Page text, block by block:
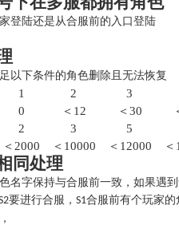
陆还是从合服前的入口登陆
以下条件的角色删除且无法恢复
1 2 3
0 ＜12 ＜30
2 3 5
＜2000 ＜10000 ＜12000
同处理
字保持与合服前一致，如果遇到
要进行合服， S1合服前有个玩家的